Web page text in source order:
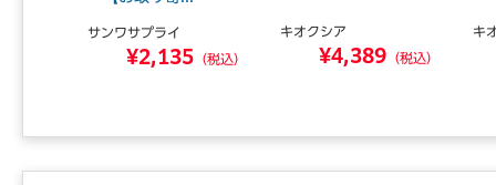
サンワサプライ
¥2,135 （税込）
キオクシア
¥4,389 （税込）
キ